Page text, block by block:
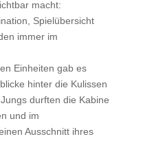
macht:
Spielübersicht
immer im
Einheiten gab es
hinter die Kulissen
durften die Kabine
und im
Ausschnitt ihres